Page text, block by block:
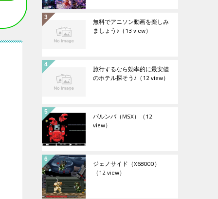
無料でアニソン動画を楽しみ
ましょう♪ （13 view）
旅行するなら効率的に最安値
のホテル探そう♪ （12 view）
バルンバ（MSX） （12
view）
ジェノサイド（X68000）
（12 view）